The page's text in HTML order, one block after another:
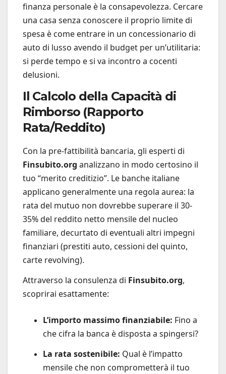
finanza personale è la consapevolezza. Cercare
una casa senza conoscere il proprio limite di
spesa è come entrare in un concessionario di
auto di lusso avendo il budget per un’utilitaria:
si perde tempo e si va incontro a cocenti
delusioni.
Il Calcolo della Capacità di
Rimborso (Rapporto
Rata/Reddito)
Con la pre-fattibilità bancaria, gli esperti di
Finsubito.org analizzano in modo certosino il
tuo “merito creditizio”. Le banche italiane
applicano generalmente una regola aurea: la
rata del mutuo non dovrebbe superare il 30-
35% del reddito netto mensile del nucleo
familiare, decurtato di eventuali altri impegni
finanziari (prestiti auto, cessioni del quinto,
carte revolving).
Attraverso la consulenza di Finsubito.org,
scoprirai esattamente:
L’importo massimo finanziabile: Fino a
che cifra la banca è disposta a spingersi?
La rata sostenibile: Qual è l’impatto
mensile che non comprometterà il tuo